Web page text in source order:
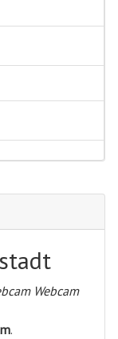
Webcam
.